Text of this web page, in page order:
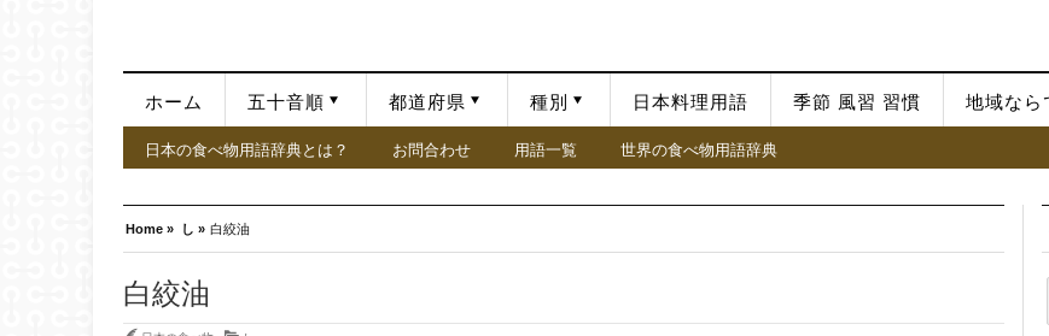
ホーム 五十音順 都道府県 種別 日本料理用語 季節 風習 習慣 地域なら
日本の食べ物用語辞典とは？ お問合わせ 用語一覧 世界の食べ物用語辞典
Home » し » 白絞油
白絞油